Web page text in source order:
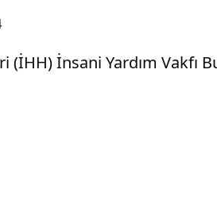
İnsani Yardım Vakfı